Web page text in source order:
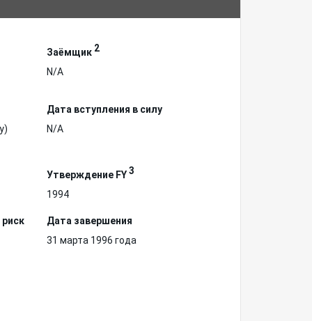
Заёмщик 2
N/A
Дата вступления в силу
N/A
Утверждение FY3
1994
Дата завершения
31 марта 1996 года